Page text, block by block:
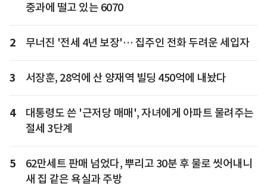
중과에 떨고 있는 6070
2 무너진 '전세 4년 보장'… 집주인 전화 두려운 세입자
3 서장훈, 28억에 산 양재역 빌딩 450억에 내놨다
4
대통령도 쓴 '근저당 매매', 자녀에게 아파트 물려주는
절세 3단계
5
62만세트 판매 넘었다, 뿌리고 30분 후 물로 씻어내니
새 집 같은 욕실과 주방